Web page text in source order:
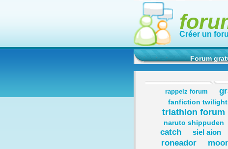
Créer un
Forum
rappelz forum
fanfiction twilight
triathlon forum
naruto shippuden
catch siel aion
roneador